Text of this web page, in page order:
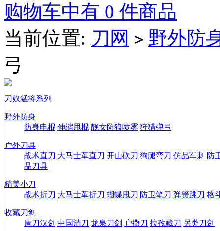
购物车中有 0 件商品
当前位置: 刀网 > 野外防
弓
刀奴猛将系列
野外防身
防身电棍 伸缩甩棍 靓女防狼喷雾 狩猎弹弓
户外刀具
战术直刀 大马士革直刀 开山砍刀 狗腿弯刀 仿品军刺 防
品刀具
精美小刀
战术折刀 大马士革折刀 蝴蝶甩刀 防卫笔刀 弹簧跳刀 格
收藏刀剑
唐刀汉剑 中国清刀 龙泉刀剑 户撒刀 拉孜藏刀 另类刀剑